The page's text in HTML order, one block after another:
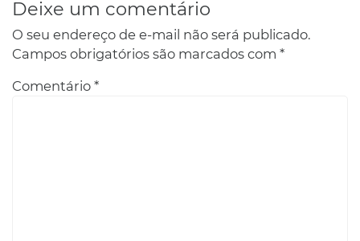
Deixe um comentário
O seu endereço de e-mail não será publicado.
Campos obrigatórios são marcados com *
Comentário *